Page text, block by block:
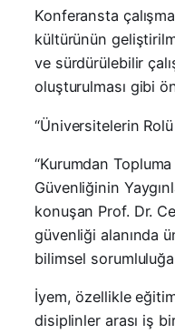
Konferansta
kültürünün
ve sürdürülebilir
oluşturulması gibi
“Üniversitelerin
“Kurumdan Topluma
Güvenliğinin
konuşan Prof. Dr.
güvenliği alanında
bilimsel
İyem, özellikle
disiplinler arası iş